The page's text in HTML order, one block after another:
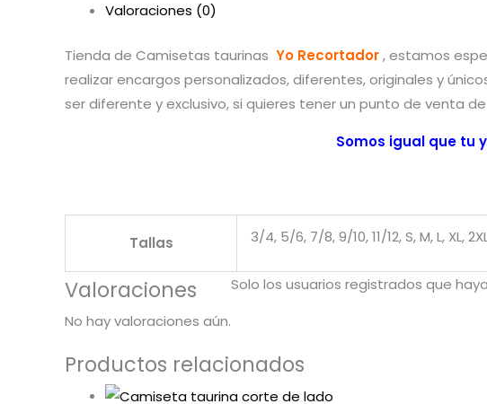
Valoraciones (0)
Tienda de Camisetas taurinas Yo Recortador, estamos
realizar encargos personalizados, diferentes, originales y
ser diferente y exclusivo, si quieres tener un punto de venta
Somos igual que tu
Tallas 3/4, 5/6, 7/8, 9/10, 11/12, S, M, L, XL,
Valoraciones
No hay valoraciones aún.
Solo los usuarios registrados que
Productos relacionados